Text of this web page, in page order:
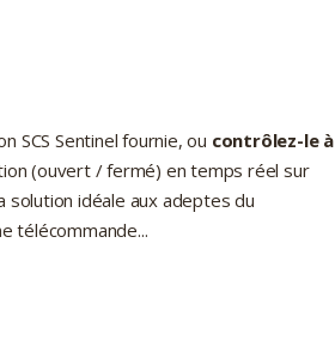
SCS Sentinel fournie, ou contrôlez-le à
(ouvert / fermé) en temps réel sur
solution idéale aux adeptes du
télécommande...